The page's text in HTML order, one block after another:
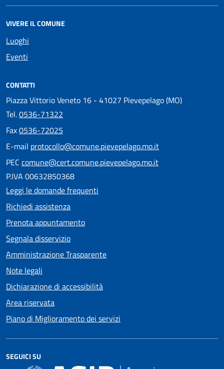
VIVERE IL COMUNE
Luoghi
Eventi
CONTATTI
Piazza Vittorio Veneto 16 - 41027 Pievepelago (MO)
Tel.0536-71322
Fax0536-72025
E-mail protocollo@comune.pievepelago.mo.it
PEC comune@cert.comune.pievepelago.mo.it
P.IVA 00632850368
Leggi le domande frequenti
Richiedi assistenza
Prenota appuntamento
Segnala disservizio
Amministrazione Trasparente
Note legali
Dichiarazione di accessibilità
Area riservata
Piano di Miglioramento dei servizi
SEGUICI SU